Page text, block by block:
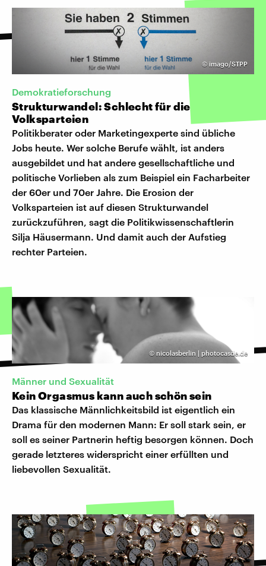
© imago/STPP
Demokratieforschung
Strukturwandel: Schlecht für die
Volksparteien
Politikberater oder Marketingexperte sind übliche
Jobs heute. Wer solche Berufe wählt, ist anders
ausgebildet und hat andere gesellschaftliche und
politische Vorlieben als zum Beispiel ein Facharbeiter
der 60er und 70er Jahre. Die Erosion der
Volksparteien ist auf diesen Strukturwandel
zurückzuführen, sagt die Politikwissenschaftlerin
Silja Häusermann. Und damit auch der Aufstieg
rechter Parteien.
© nicolasberlin | photocasde.de
Männer und Sexualität
Kein Orgasmus kann auch schön sein
Das klassische Männlichkeitsbild ist eigentlich ein
Drama für den modernen Mann: Er soll stark sein, er
soll es seiner Partnerin heftig besorgen können. Doch
gerade letzteres widerspricht einer erfüllten und
liebevollen Sexualität.